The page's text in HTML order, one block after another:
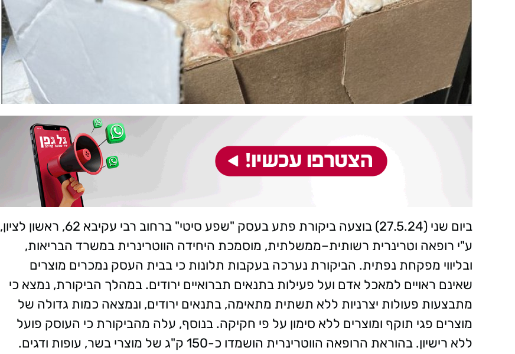
ביום שני (27.5.24) בוצעה ביקורת פתע בעסק "שפע סיטי" ברחוב רבי עקיבא 62, ראשון לציון,
ע"י רופאה וטרינרית רשותית–ממשלתית, מוסמכת היחידה הווטרינרית במשרד הבריאות,
ובליווי מפקחת נפתית. הביקורת נערכה בעקבות תלונות כי בבית העסק נמכרים מוצרים
שאינם ראויים למאכל אדם ועל פעילות בתנאים תברואיים ירודים. במהלך הביקורת, נמצא כי
מתבצעות פעולות יצרניות ללא תשתית מתאימה, בתנאים ירודים, ונמצאה כמות גדולה של
מוצרים פגי תוקף ומוצרים ללא סימון על פי חקיקה. בנוסף, עלה מהביקורת כי העוסק פועל
ללא רישיון. בהוראת הרופאה הווטרינרית הושמדו כ-150 ק"ג של מוצרי בשר, עופות ודגים.